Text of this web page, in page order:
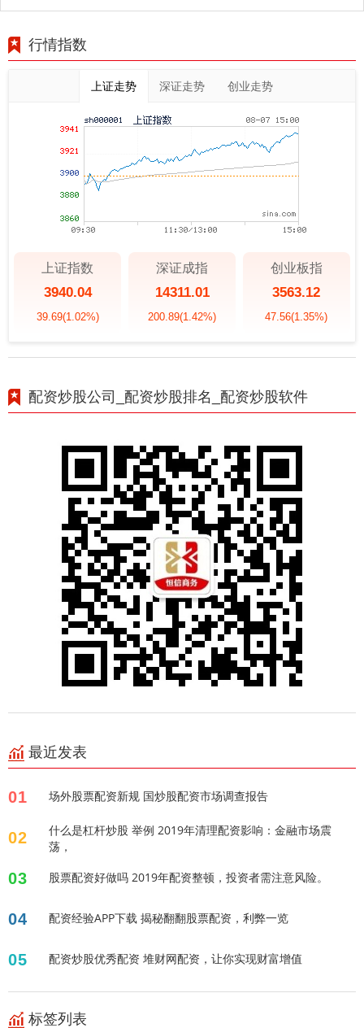
行情指数
上证走势 深证走势 创业走势
上证指数
3940.04
39.69(1.02%)
深证成指
14311.01
200.89(1.42%)
创业板指
3563.12
47.56(1.35%)
配资炒股公司_配资炒股排名_配资炒股软件
最近发表
01 场外股票配资新规 国炒股配资市场调查报告
02
什么是杠杆炒股 举例 2019年清理配资影响：金融市场震
荡，
03 股票配资好做吗 2019年配资整顿，投资者需注意风险。
04 配资经验APP下载 揭秘翻翻股票配资，利弊一览
05 配资炒股优秀配资 堆财网配资，让你实现财富增值
标签列表